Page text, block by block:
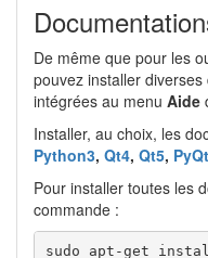
De même que pour les
pouvez installer
intégrées au menu Aide
Installer, au choix, les
Python3, Qt4, Qt5,
Pour installer toutes les
commande :
sudo apt-get